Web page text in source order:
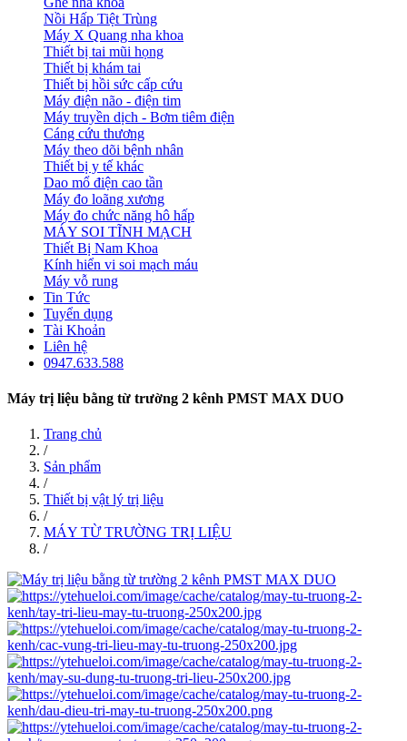
Nồi Hấp Tiệt Trùng
Máy X Quang nha khoa
Thiết bị tai mũi họng
Thiết bị khám tai
Thiết bị hồi sức cấp cứu
Máy điện não - điện tim
Máy truyền dịch - Bơm tiêm điện
Cáng cứu thương
Máy theo dõi bệnh nhân
Thiết bị y tế khác
Dao mổ điện cao tần
Máy đo loãng xương
Máy đo chức năng hô hấp
MÁY SOI TĨNH MẠCH
Thiết Bị Nam Khoa
Kính hiển vi soi mạch máu
Máy vỗ rung
Tin Tức
Tuyển dụng
Tài Khoản
Liên hệ
0947.633.588
Máy trị liệu bằng từ trường 2 kênh PMST MAX DUO
Trang chủ
/
Sản phẩm
/
Thiết bị vật lý trị liệu
/
MÁY TỪ TRƯỜNG TRỊ LIỆU
/